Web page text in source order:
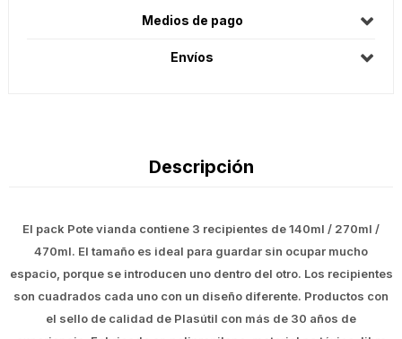
Medios de pago
Envíos
Descripción
El pack Pote vianda contiene 3 recipientes de 140ml / 270ml /
470ml. El tamaño es ideal para guardar sin ocupar mucho
espacio, porque se introducen uno dentro del otro. Los recipientes
son cuadrados cada uno con un diseño diferente. Productos con
el sello de calidad de Plasútil con más de 30 años de